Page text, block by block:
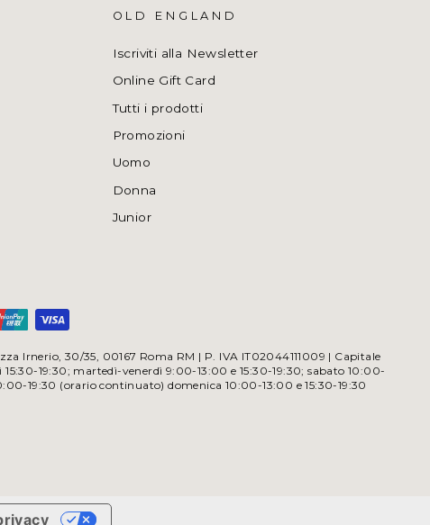
OLD ENGLAND
Iscriviti alla Newsletter
Online Gift Card
Tutti i prodotti
Promozioni
Uomo
Donna
Junior
Irnerio, 30/35, 00167 Roma RM | P. IVA IT02044111009 | Capitale
19:30; martedì-venerdì 9:00-13:00 e 15:30-19:30; sabato 10:00-
19:30 (orario continuato) domenica 10:00-13:00 e 15:30-19:30